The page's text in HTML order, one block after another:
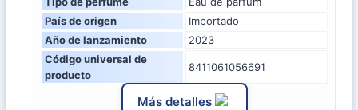
País de origen
Importado
Año de lanzamiento
2023
Código universal de
producto
8411061056691
Más detalles